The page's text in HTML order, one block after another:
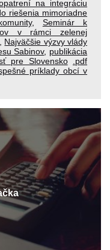
na integráciu
riešenia mimoriadne
, Seminár k
v rámci zelenej
Najväčšie výzvy vlády
Sabinov, publikácia
pre Slovensko
.pdf
príklady obcí v